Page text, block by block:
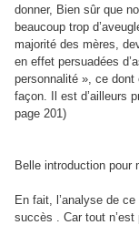
donner, Bien sûr que
beaucoup trop
majorité des mères,
en effet persuadées
personnalité », ce dont
façon. Il est d’ailleurs
page 201)
Belle introduction pour
En fait, l’analyse de
succès . Car tout